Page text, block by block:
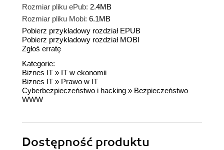
Rozmiar pliku ePub: 2.4MB
Rozmiar pliku Mobi: 6.1MB
Pobierz przykładowy rozdział EPUB
Pobierz przykładowy rozdział MOBI
Zgłoś erratę
Kategorie:
Biznes IT » IT w ekonomii
Biznes IT » Prawo w IT
Cyberbezpieczeństwo i hacking » Bezpieczeństwo
WWW
Dostępność produktu